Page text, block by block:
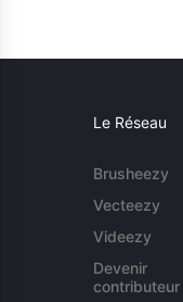
Le Réseau
Brusheezy
Vecteezy
Videezy
Devenir
contributeur